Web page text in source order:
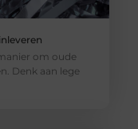
om oude
Denk aan lege